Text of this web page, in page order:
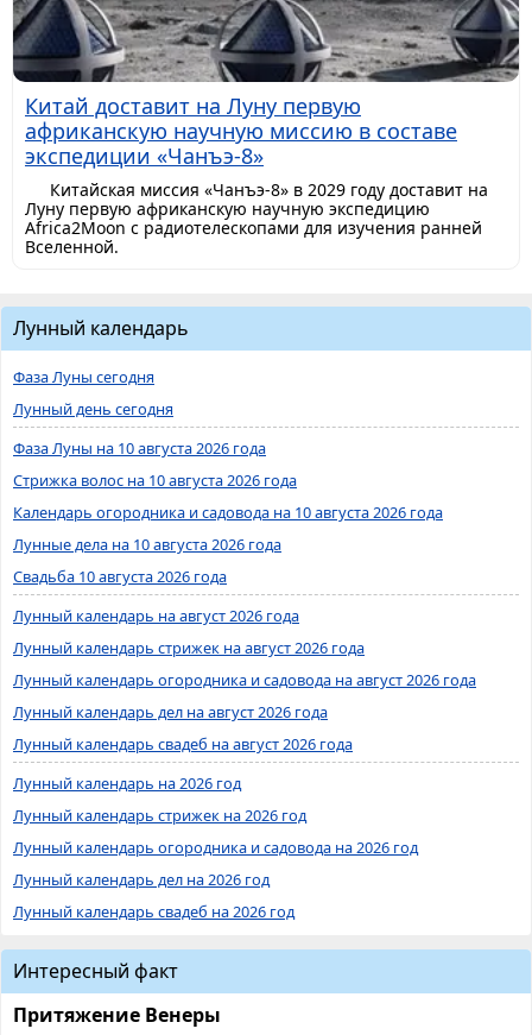
Китай доставит на Луну первую
африканскую научную миссию в составе
экспедиции «Чанъэ-8»
Китайская миссия «Чанъэ-8» в 2029 году доставит на
Луну первую африканскую научную экспедицию
Africa2Moon с радиотелескопами для изучения ранней
Вселенной.
Лунный календарь
Фаза Луны сегодня
Лунный день сегодня
Фаза Луны на 10 августа 2026 года
Стрижка волос на 10 августа 2026 года
Календарь огородника и садовода на 10 августа 2026 года
Лунные дела на 10 августа 2026 года
Свадьба 10 августа 2026 года
Лунный календарь на август 2026 года
Лунный календарь стрижек на август 2026 года
Лунный календарь огородника и садовода на август 2026 года
Лунный календарь дел на август 2026 года
Лунный календарь свадеб на август 2026 года
Лунный календарь на 2026 год
Лунный календарь стрижек на 2026 год
Лунный календарь огородника и садовода на 2026 год
Лунный календарь дел на 2026 год
Лунный календарь свадеб на 2026 год
Интересный факт
Притяжение Венеры